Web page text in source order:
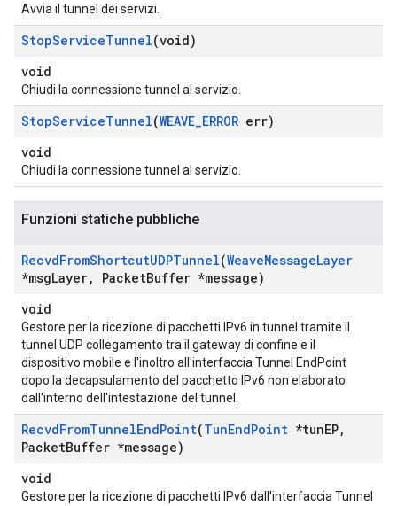
Avvia il tunnel dei servizi.
StopServiceTunnel(void)
void
Chiudi la connessione tunnel al servizio.
StopServiceTunnel(WEAVE_ERROR err)
void
Chiudi la connessione tunnel al servizio.
Funzioni statiche pubbliche
RecvdFromShortcutUDPTunnel(WeaveMessageLayer
*msgLayer, PacketBuffer *message)
void
Gestore per la ricezione di pacchetti IPv6 in tunnel tramite il
tunnel UDP collegamento tra il gateway di confine e il
dispositivo mobile e l'inoltro all'interfaccia Tunnel EndPoint
dopo la decapsulamento del pacchetto IPv6 non elaborato
dall'interno dell'intestazione del tunnel.
RecvdFromTunnelEndPoint(TunEndPoint *tunEP,
PacketBuffer *message)
void
Gestore per la ricezione di pacchetti IPv6 dall'interfaccia Tunnel